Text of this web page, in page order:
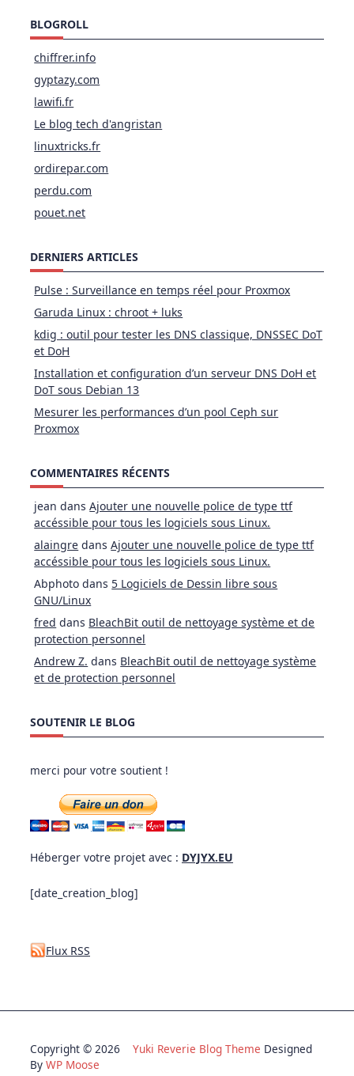
BLOGROLL
chiffrer.info
gyptazy.com
lawifi.fr
Le blog tech d'angristan
linuxtricks.fr
ordirepar.com
perdu.com
pouet.net
DERNIERS ARTICLES
Pulse : Surveillance en temps réel pour Proxmox
Garuda Linux : chroot + luks
kdig : outil pour tester les DNS classique, DNSSEC DoT
et DoH
Installation et configuration d’un serveur DNS DoH et
DoT sous Debian 13
Mesurer les performances d’un pool Ceph sur
Proxmox
COMMENTAIRES RÉCENTS
jean dansAjouter une nouvelle police de type ttf
accéssible pour tous les logiciels sous Linux.
alaingre dansAjouter une nouvelle police de type ttf
accéssible pour tous les logiciels sous Linux.
Abphoto dans 5 Logiciels de Dessin libre sous
GNU/Linux
fred dans BleachBit outil de nettoyage système et de
protection personnel
Andrew Z. dans BleachBit outil de nettoyage système
et de protection personnel
SOUTENIR LE BLOG
merci pour votre soutient !
Héberger votre projet avec : DYJYX.EU
[date_creation_blog]
Flux RSS
Copyright © 2026 Yuki Reverie Blog Theme Designed
By WP Moose